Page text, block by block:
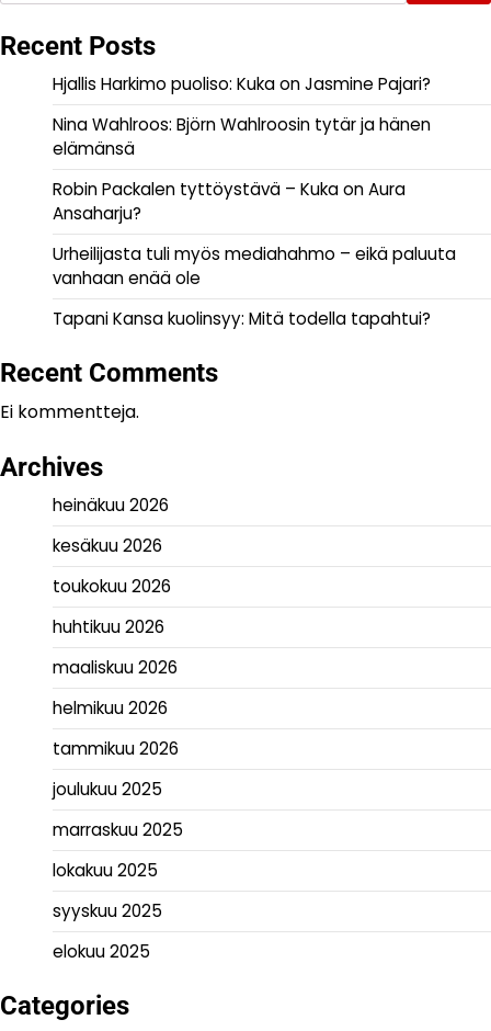
Recent Posts
Hjallis Harkimo puoliso: Kuka on Jasmine Pajari?
Nina Wahlroos: Björn Wahlroosin tytär ja hänen
elämänsä
Robin Packalen tyttöystävä – Kuka on Aura
Ansaharju?
Urheilijasta tuli myös mediahahmo – eikä paluuta
vanhaan enää ole
Tapani Kansa kuolinsyy: Mitä todella tapahtui?
Recent Comments
Ei kommentteja.
Archives
heinäkuu 2026
kesäkuu 2026
toukokuu 2026
huhtikuu 2026
maaliskuu 2026
helmikuu 2026
tammikuu 2026
joulukuu 2025
marraskuu 2025
lokakuu 2025
syyskuu 2025
elokuu 2025
Categories